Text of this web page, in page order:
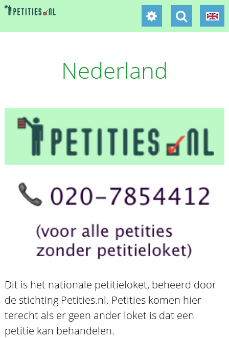
Nederland
Dit is het nationale petitieloket, beheerd door
de stichting Petities.nl. Petities komen hier
terecht als er geen ander loket is dat een
petitie kan behandelen.